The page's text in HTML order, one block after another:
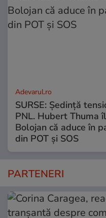
Adevarul.ro
SURSE: Ședință
PNL. Hubert Thuma
Bolojan că aduce în
din POT și SOS
PARTENERI